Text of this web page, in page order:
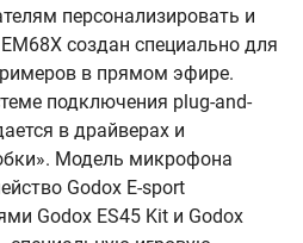
персонализировать и
создан специально для
в прямом эфире.
подключения plug-and-
в драйверах и
Модель микрофона
Godox E-sport
Godox ES45 Kit и Godox